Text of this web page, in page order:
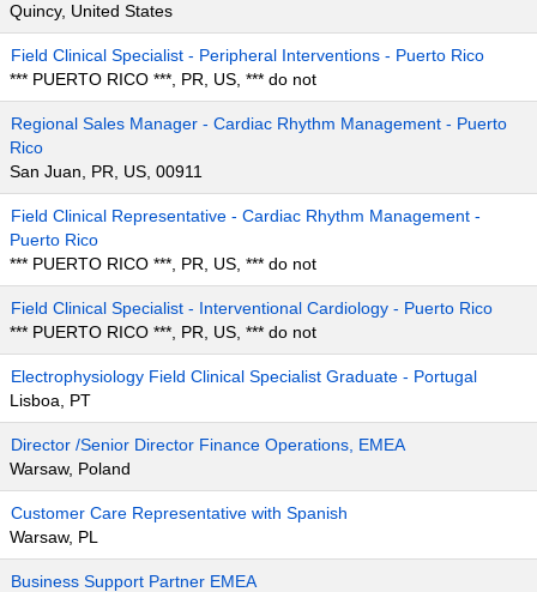
Quincy, United States
Field Clinical Specialist - Peripheral Interventions - Puerto Rico
*** PUERTO RICO ***, PR, US, *** do not
Regional Sales Manager - Cardiac Rhythm Management - Puerto
Rico
San Juan, PR, US, 00911
Field Clinical Representative - Cardiac Rhythm Management -
Puerto Rico
*** PUERTO RICO ***, PR, US, *** do not
Field Clinical Specialist - Interventional Cardiology - Puerto Rico
*** PUERTO RICO ***, PR, US, *** do not
Electrophysiology Field Clinical Specialist Graduate - Portugal
Lisboa, PT
Director /Senior Director Finance Operations, EMEA
Warsaw, Poland
Customer Care Representative with Spanish
Warsaw, PL
Business Support Partner EMEA